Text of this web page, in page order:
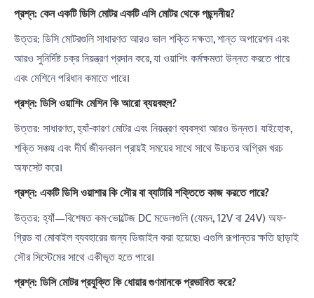
প্রশ্ন: কেন একটি ডিসি মোটর একটি এসি মোটর থেকে পছন্দনীয়?
উত্তর: ডিসি মোটরগুলি সাধারণত আরও ভাল শক্তি দক্ষতা, শান্ত অপারেশন এবং
আরও সুনির্দিষ্ট চক্র নিয়ন্ত্রণ প্রদান করে, যা ওয়াশিং কর্মক্ষমতা উন্নত করতে পারে
এবং মেশিনে পরিধান কমাতে পারে।
প্রশ্ন: ডিসি ওয়াশিং মেশিন কি আরো ব্যয়বহুল?
উত্তর: সাধারণত, হ্যাঁ-কারণ মোটর এবং নিয়ন্ত্রণ ব্যবস্থা আরও উন্নত। যাইহোক,
শক্তি সঞ্চয় এবং দীর্ঘ জীবনকাল প্রায়ই সময়ের সাথে সাথে উচ্চতর অগ্রিম খরচ
অফসেট করে।
প্রশ্ন: একটি ডিসি ওয়াশার কি সৌর বা ব্যাটারি শক্তিতে কাজ করতে পারে?
উত্তর: হ্যাঁ—বিশেষত কম-ভোল্টেজ DC মডেলগুলি (যেমন, 12V বা 24V) অফ-
গ্রিড বা মোবাইল ব্যবহারের জন্য ডিজাইন করা হয়েছে৷ এগুলি রূপান্তর ক্ষতি ছাড়াই
সৌর সিস্টেমের সাথে একীভূত হতে পারে।
প্রশ্ন: ডিসি মোটর প্রযুক্তি কি ধোয়ার গুণমানকে প্রভাবিত করে?